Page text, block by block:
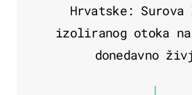
Hrvatske:
izoliranog otoka
donedavno